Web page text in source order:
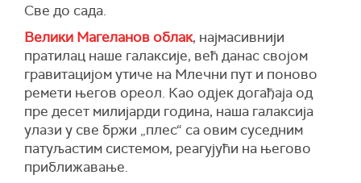
Све до сада.
Велики Магеланов облак, најмасивнији
пратилац наше галаксије, већ данас својом
гравитацијом утиче на Млечни пут и поново
ремети његов ореол. Као одјек догађаја од
пре десет милијарди година, наша галаксија
улази у све бржи „плес“ са овим суседним
патуљастим системом, реагујући на његово
приближавање.